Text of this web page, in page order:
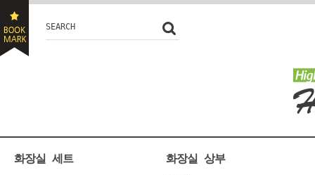
SEARCH
화장실 세트 화장실 상부